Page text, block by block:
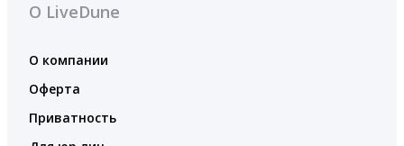
О LiveDune
О компании
Оферта
Приватность